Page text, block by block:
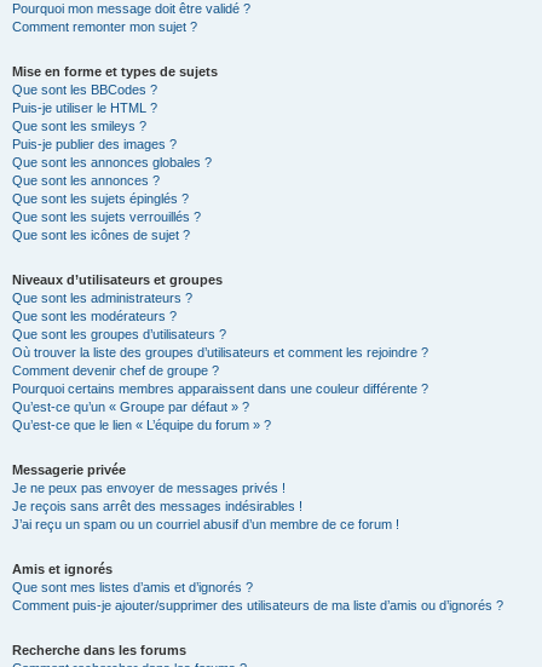
Pourquoi mon message doit être validé ?
Comment remonter mon sujet ?
Mise en forme et types de sujets
Que sont les BBCodes ?
Puis-je utiliser le HTML ?
Que sont les smileys ?
Puis-je publier des images ?
Que sont les annonces globales ?
Que sont les annonces ?
Que sont les sujets épinglés ?
Que sont les sujets verrouillés ?
Que sont les icônes de sujet ?
Niveaux d’utilisateurs et groupes
Que sont les administrateurs ?
Que sont les modérateurs ?
Que sont les groupes d’utilisateurs ?
Où trouver la liste des groupes d’utilisateurs et comment les rejoindre ?
Comment devenir chef de groupe ?
Pourquoi certains membres apparaissent dans une couleur différente ?
Qu’est-ce qu’un « Groupe par défaut » ?
Qu’est-ce que le lien « L’équipe du forum » ?
Messagerie privée
Je ne peux pas envoyer de messages privés !
Je reçois sans arrêt des messages indésirables !
J’ai reçu un spam ou un courriel abusif d’un membre de ce forum !
Amis et ignorés
Que sont mes listes d’amis et d’ignorés ?
Comment puis-je ajouter/supprimer des utilisateurs de ma liste d’amis ou d’ignorés ?
Recherche dans les forums